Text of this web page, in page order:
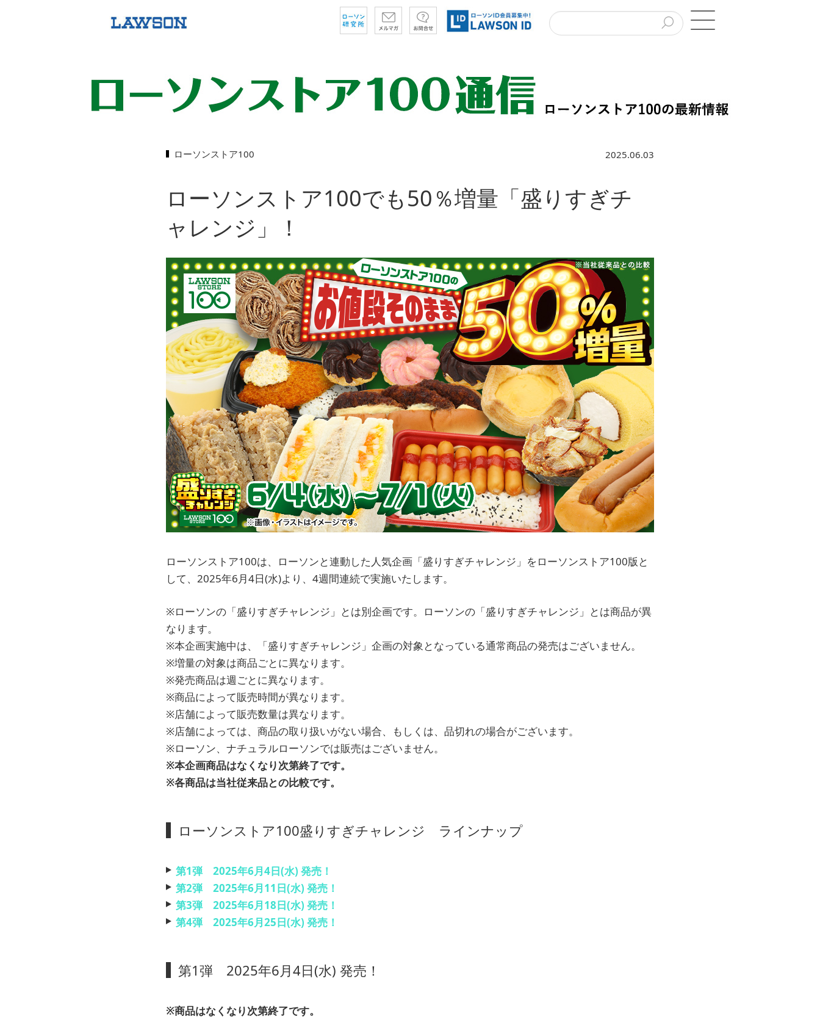
ローソンストア100 2025.06.03
ローソンストア100でも50％増量「盛りすぎチ
ャレンジ」！
ローソンストア100は、ローソンと連動した人気企画「盛りすぎチャレンジ」をローソンストア100版と
して、2025年6月4日(水)より、4週間連続で実施いたします。
※ローソンの「盛りすぎチャレンジ」とは別企画です。ローソンの「盛りすぎチャレンジ」とは商品が異
なります。
※本企画実施中は、「盛りすぎチャレンジ」企画の対象となっている通常商品の発売はございません。
※増量の対象は商品ごとに異なります。
※発売商品は週ごとに異なります。
※商品によって販売時間が異なります。
※店舗によって販売数量は異なります。
※店舗によっては、商品の取り扱いがない場合、もしくは、品切れの場合がございます。
※ローソン、ナチュラルローソンでは販売はございません。
※本企画商品はなくなり次第終了です。
※各商品は当社従来品との比較です。
ローソンストア100盛りすぎチャレンジ ラインナップ
第1弾 2025年6月4日(水) 発売！
盛りすぎ！だけ弁当（ウインナー）
盛りすぎ！直火で炙った焼豚おにぎり
盛りすぎ！たっぷりつぶあんツイスト ３本入
ぶっかけ韓国のりせんべい 50%増量 53g
第2弾 2025年6月11日(水) 発売！
盛りすぎ！白身魚フライ＆鶏もも唐揚弁当
盛りすぎ！ロングウインナーパン 粒マスタード
盛りすぎ！プチモンブラン
第3弾 2025年6月18日(水) 発売！
盛りすぎ！ポテトたまごサンド
盛りすぎ！もっちドーナツ クリーム ３個入
第4弾 2025年6月25日(水) 発売！
盛りすぎ！てりマヨハンバーグおにぎり
盛りすぎ！キャベツメンチカツロール
第1弾 2025年6月4日(水) 発売！
※商品はなくなり次第終了です。